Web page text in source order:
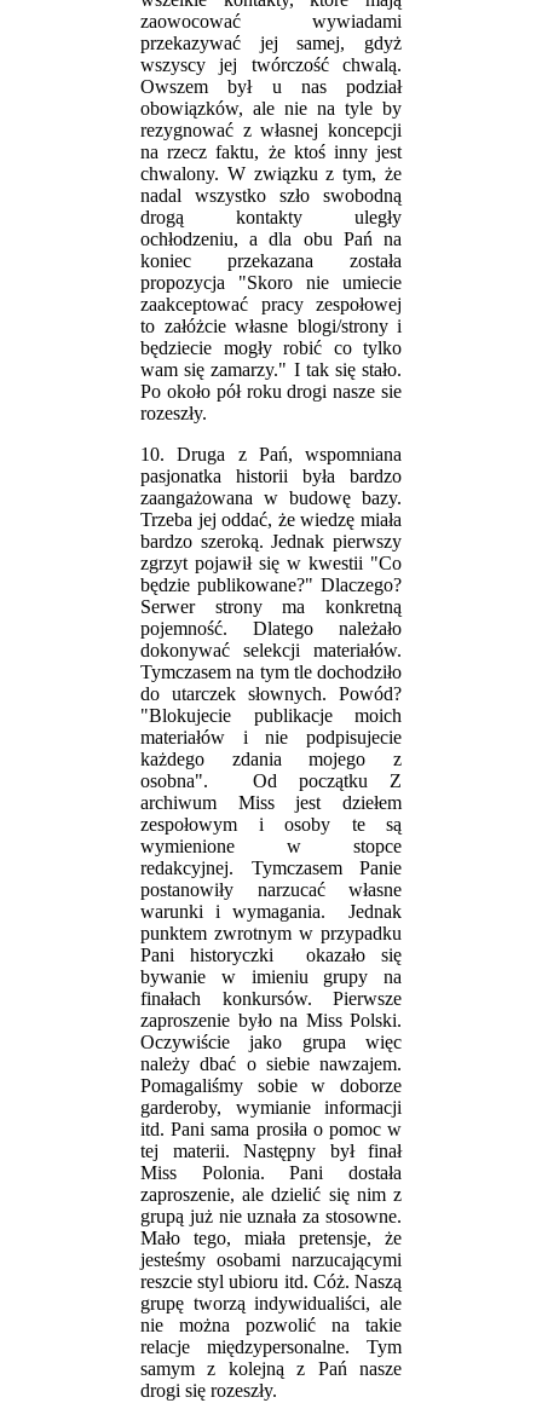
zaowocować wywiadami
przekazywać jej samej, gdyż
wszyscy jej twórczość chwalą.
Owszem był u nas podział
obowiązków, ale nie na tyle by
rezygnować z własnej koncepcji
na rzecz faktu, że ktoś inny jest
chwalony. W związku z tym, że
nadal wszystko szło swobodną
drogą kontakty uległy
ochłodzeniu, a dla obu Pań na
koniec przekazana została
propozycja "Skoro nie umiecie
zaakceptować pracy zespołowej
to załóżcie własne blogi/strony i
będziecie mogły robić co tylko
wam się zamarzy." I tak się stało.
Po około pół roku drogi nasze sie
rozeszły.
10. Druga z Pań, wspomniana
pasjonatka historii była bardzo
zaangażowana w budowę bazy.
Trzeba jej oddać, że wiedzę miała
bardzo szeroką. Jednak pierwszy
zgrzyt pojawił się w kwestii "Co
będzie publikowane?" Dlaczego?
Serwer strony ma konkretną
pojemność. Dlatego należało
dokonywać selekcji materiałów.
Tymczasem na tym tle dochodziło
do utarczek słownych. Powód?
"Blokujecie publikacje moich
materiałów i nie podpisujecie
każdego zdania mojego z
osobna". Od początku Z
archiwum Miss jest dziełem
zespołowym i osoby te są
wymienione w stopce
redakcyjnej. Tymczasem Panie
postanowiły narzucać własne
warunki i wymagania. Jednak
punktem zwrotnym w przypadku
Pani historyczki okazało się
bywanie w imieniu grupy na
finałach konkursów. Pierwsze
zaproszenie było na Miss Polski.
Oczywiście jako grupa więc
należy dbać o siebie nawzajem.
Pomagaliśmy sobie w doborze
garderoby, wymianie informacji
itd. Pani sama prosiła o pomoc w
tej materii. Następny był finał
Miss Polonia. Pani dostała
zaproszenie, ale dzielić się nim z
grupą już nie uznała za stosowne.
Mało tego, miała pretensje, że
jesteśmy osobami narzucającymi
reszcie styl ubioru itd. Cóż. Naszą
grupę tworzą indywidualiści, ale
nie można pozwolić na takie
relacje międzypersonalne. Tym
samym z kolejną z Pań nasze
drogi się rozeszły.